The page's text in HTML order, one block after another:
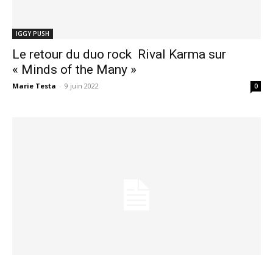
IGGY PUSH
Le retour du duo rock Rival Karma sur
« Minds of the Many »
Marie Testa - 9 juin 2022 0